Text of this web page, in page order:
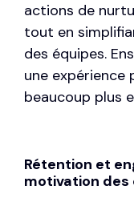
actions de
tout en
des équipes.
une expérience
beaucoup plus
Rétention et
motivation des